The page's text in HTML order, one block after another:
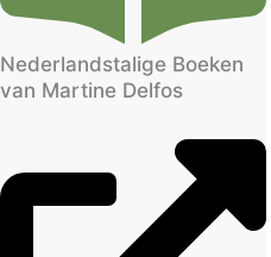
Nederlandstalige Boeken
van Martine Delfos